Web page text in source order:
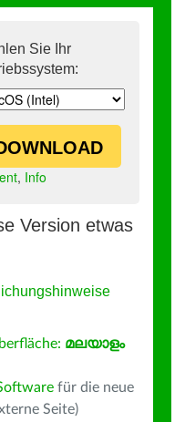
Sie Ihr
, Info
Version etwas
മലയാളം
für die neue
Seite)